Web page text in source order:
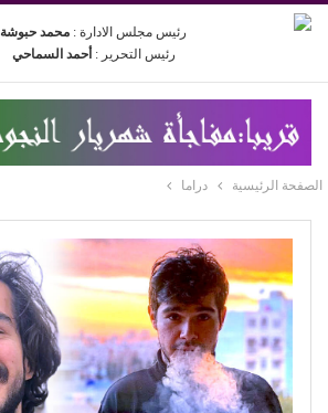
رئيس مجلس الادارة : محمد حبوشة
رئيس التحرير : أحمد السماحي
الصفحة الرئيسية دراما